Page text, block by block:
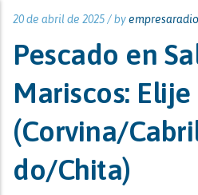
20 de abril de 2025 /by
Pescado en
Mariscos:
(Corvina/
do/Chita)